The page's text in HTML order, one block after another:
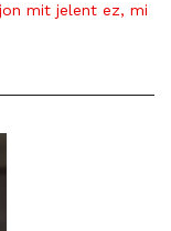
mit jelent ez, mi